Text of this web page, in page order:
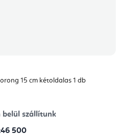
15 cm kétoldalas 1 db
belül szállítunk
500